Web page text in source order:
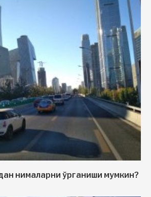
нималарни ўрганиши мумкин?